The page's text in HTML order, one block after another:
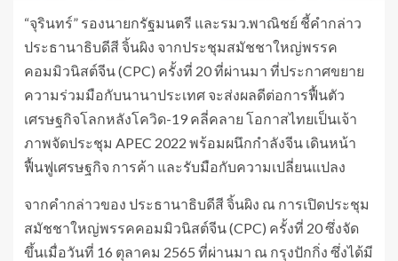
“จุรินทร์” รองนายกรัฐมนตรี และรมว.พาณิชย์ ชี้คำกล่าว
ประธานาธิบดีสี จิ้นผิง จากประชุมสมัชชาใหญ่พรรค
คอมมิวนิสต์จีน (CPC) ครั้งที่ 20 ที่ผ่านมา ที่ประกาศขยาย
ความร่วมมือกับนานาประเทศ จะส่งผลดีต่อการฟื้นตัว
เศรษฐกิจโลกหลังโควิด-19 คลี่คลาย โอกาสไทยเป็นเจ้า
ภาพจัดประชุม APEC 2022 พร้อมผนึกกำลังจีน เดินหน้า
ฟื้นฟูเศรษฐกิจ การค้า และรับมือกับความเปลี่ยนแปลง
จากคำกล่าวของ ประธานาธิบดีสี จิ้นผิง ณ การเปิดประชุม
สมัชชาใหญ่พรรคคอมมิวนิสต์จีน (CPC) ครั้งที่ 20 ซึ่งจัด
ขึ้นเมื่อวันที่ 16 ตุลาคม 2565 ที่ผ่านมา ณ กรุงปักกิ่ง ซึ่งได้มี